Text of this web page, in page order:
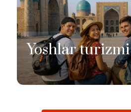
Yoshlar turizmi